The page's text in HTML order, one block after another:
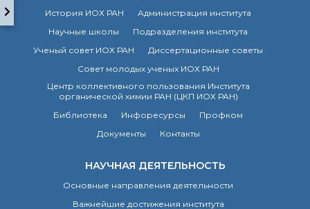
советов
Новые лаборатории
Институт в СМИ
Конкурсы, премии
Конкурсы вакантных
должностей
История ВХК РАН
Достижения
История ИОХ РАН
Администрация института
Научные школы
Подразделения института
Ученый совет ИОХ РАН
Диссертационные советы
Совет молодых ученых ИОХ РАН
Центр коллективного пользования Института
органической химии РАН (ЦКП ИОХ РАН)
Библиотека
Инфоресурсы
Профком
Документы
Контакты
НАУЧНАЯ ДЕЯТЕЛЬНОСТЬ
Основные направления деятельности
Важнейшие достижения института